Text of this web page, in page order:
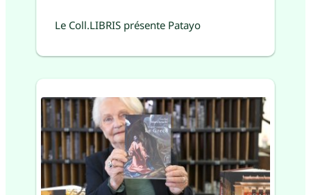
Le Coll.LIBRIS présente Patayo